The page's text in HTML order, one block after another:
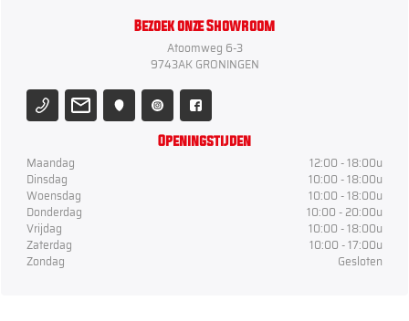
Bezoek onze Showroom
Atoomweg 6-3
9743AK GRONINGEN
Openingstijden
Maandag
12:00 - 18:00u
Dinsdag
10:00 - 18:00u
Woensdag
10:00 - 18:00u
Donderdag
10:00 - 20:00u
Vrijdag
10:00 - 18:00u
Zaterdag
10:00 - 17:00u
Zondag
Gesloten